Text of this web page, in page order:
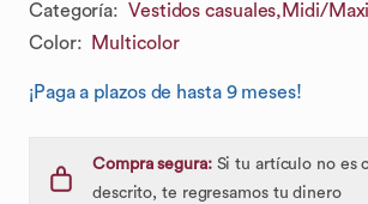
Categoría: Vestidos casuales, Midi/Maxi
Color: Multicolor
¡Paga a plazos de hasta 9 meses!
Compra segura:Si tu artículo no es
descrito, te regresamos tu dinero